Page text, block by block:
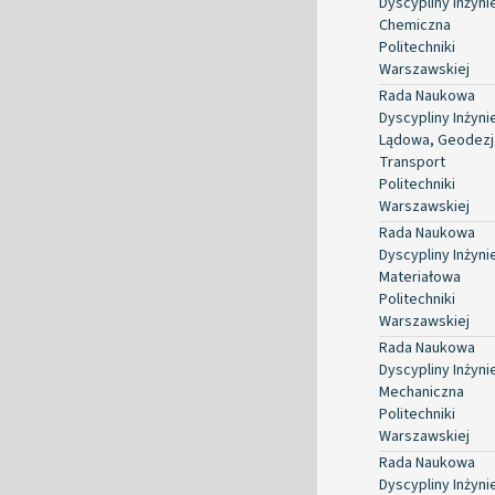
Chemiczna
Politechniki
Warszawskiej
Rada Naukowa
Dyscypliny
Lądowa,
Transport
Politechniki
Warszawskiej
Rada Naukowa
Dyscypliny
Materiałowa
Politechniki
Warszawskiej
Rada Naukowa
Dyscypliny
Mechaniczna
Politechniki
Warszawskiej
Rada Naukowa
Dyscypliny